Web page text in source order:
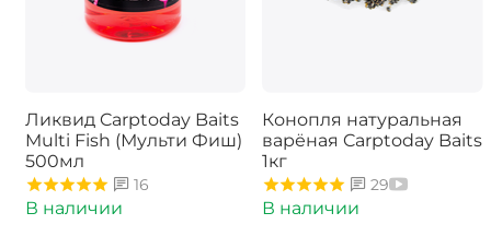
Ликвид Carptoday Baits
Multi Fish (Мульти Фиш)
500мл
16
В наличии
Конопля натуральная
варёная Carptoday Baits
1кг
29
В наличии